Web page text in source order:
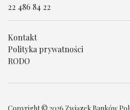
22 486 84 22
Kontakt
Polityka prywatności
RODO